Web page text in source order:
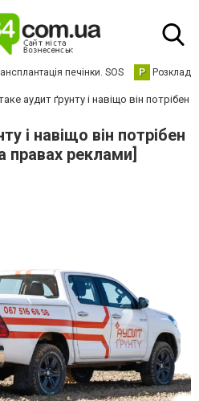
печінки. SOS Р Розклад
аудит ґрунту і навіщо він потрібен
і навіщо він потрібен
правах реклами]